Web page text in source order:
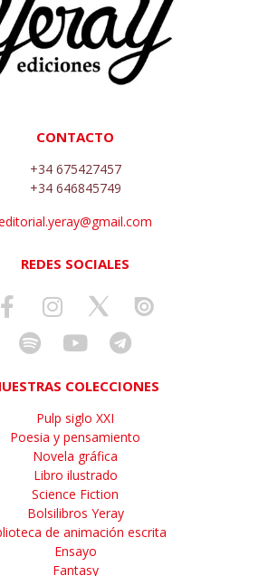
CONTACTO
+34 675427457
+34 646845749
REDES SOCIALES
COLECCIONES
Pulp siglo XXI
Poesia y pensamiento
Novela gráfica
Libro ilustrado
Science Fiction
Bolsilibros Yeray
de animación escrita
Ensayo
Fantasy